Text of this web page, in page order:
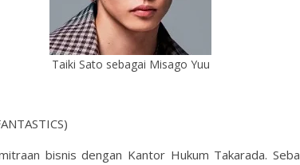
Taiki Sato sebagai Misago Yuu
bisnis dengan Kantor Hukum Takarada.